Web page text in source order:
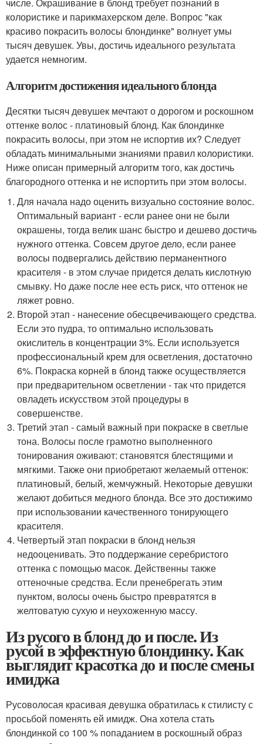
колористике и парикмахерском деле. Вопрос "как
красиво покрасить волосы блондинке" волнует умы
тысяч девушек. Увы, достичь идеального результата
удается немногим.
Алгоритм достижения идеального блонда
Десятки тысяч девушек мечтают о дорогом и роскошном
оттенке волос - платиновый блонд. Как блондинке
покрасить волосы, при этом не испортив их? Следует
обладать минимальными знаниями правил колористики.
Ниже описан примерный алгоритм того, как достичь
благородного оттенка и не испортить при этом волосы.
Для начала надо оценить визуально состояние волос.
Оптимальный вариант - если ранее они не были
окрашены, тогда велик шанс быстро и дешево достичь
нужного оттенка. Совсем другое дело, если ранее
волосы подвергались действию перманентного
красителя - в этом случае придется делать кислотную
смывку. Но даже после нее есть риск, что оттенок не
ляжет ровно.
Второй этап - нанесение обесцвечивающего средства.
Если это пудра, то оптимально использовать
окислитель в концентрации 3%. Если используется
профессиональный крем для осветления, достаточно
6%. Покраска корней в блонд также осуществляется
при предварительном осветлении - так что придется
овладеть искусством этой процедуры в
совершенстве.
Третий этап - самый важный при покраске в светлые
тона. Волосы после грамотно выполненного
тонирования оживают: становятся блестящими и
мягкими. Также они приобретают желаемый оттенок:
платиновый, белый, жемчужный. Некоторые девушки
желают добиться медного блонда. Все это достижимо
при использовании качественного тонирующего
красителя.
Четвертый этап покраски в блонд нельзя
недооценивать. Это поддержание серебристого
оттенка с помощью масок. Действенны также
оттеночные средства. Если пренебрегать этим
пунктом, волосы очень быстро превратятся в
желтоватую сухую и неухоженную массу.
Из русого в блонд до и после. Из
русой в эффектную блондинку. Как
выглядит красотка до и после смены
имиджа
Русоволосая красивая девушка обратилась к стилисту с
просьбой поменять ей имидж. Она хотела стать
блондинкой со 100 % попаданием в роскошный образ